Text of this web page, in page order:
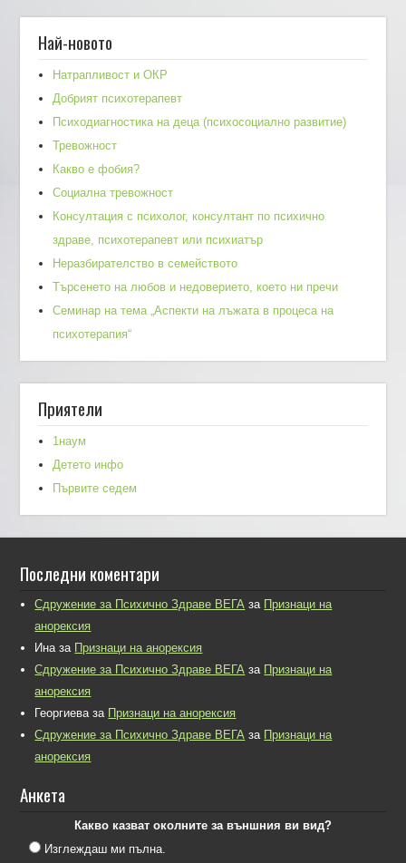
Най-новото
Натрапливост и ОКР
Добрият психотерапевт
Психодиагностика на деца (психосоциално развитие)
Тревожност
Какво е фобия?
Социална тревожност
Консултация с психолог, консултант по психично
здраве, психотерапевт или психиатър
Неразбирателство в семейството
Търсенето на любов и недоверието, което ни пречи
Семинар на тема „Аспекти на лъжата в процеса на
психотерапия“
Приятели
1наум
Детето инфо
Първите седем
Последни коментари
Сдружение за Психично Здраве ВЕГА за Признаци на
анорексия
Иназа Признаци на анорексия
Сдружение за Психично Здраве ВЕГА за Признаци на
анорексия
Георгиеваза Признаци на анорексия
Сдружение за Психично Здраве ВЕГА за Признаци на
анорексия
Анкета
Какво казват околните за външния ви вид?
Изглеждаш ми пълна.